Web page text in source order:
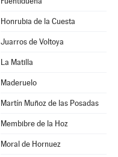
Honrubia de la Cuesta
Juarros de Voltoya
La Matilla
Maderuelo
Martín Muñoz de las Posadas
Membibre de la Hoz
Moral de Hornuez